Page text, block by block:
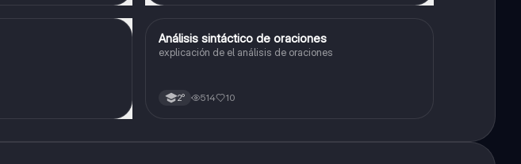
Lengua
Análisis sintáctico de oraciones
explicación de el análisis de oraciones
2° 514 10